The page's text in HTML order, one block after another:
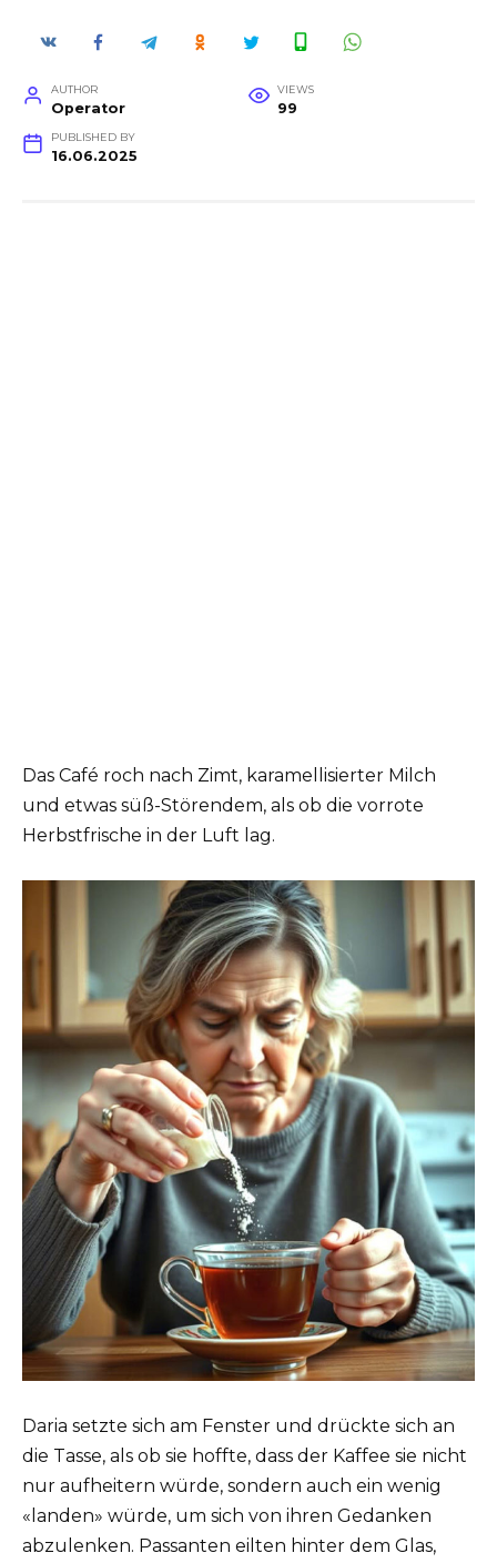
AUTHOR
Operator
VIEWS
99
PUBLISHED BY
16.06.2025
Das Café roch nach Zimt, karamellisierter Milch
und etwas süß-Störendem, als ob die vorrote
Herbstfrische in der Luft lag.
Daria setzte sich am Fenster und drückte sich an
die Tasse, als ob sie hoffte, dass der Kaffee sie nicht
nur aufheitern würde, sondern auch ein wenig
«landen» würde, um sich von ihren Gedanken
abzulenken. Passanten eilten hinter dem Glas,